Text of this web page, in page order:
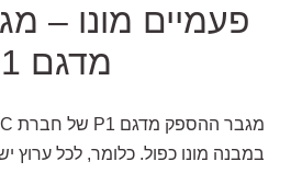
פעמיים מונו –
מדגם P1
במבנה מונו כפול. כלומר, לכל ערוץ